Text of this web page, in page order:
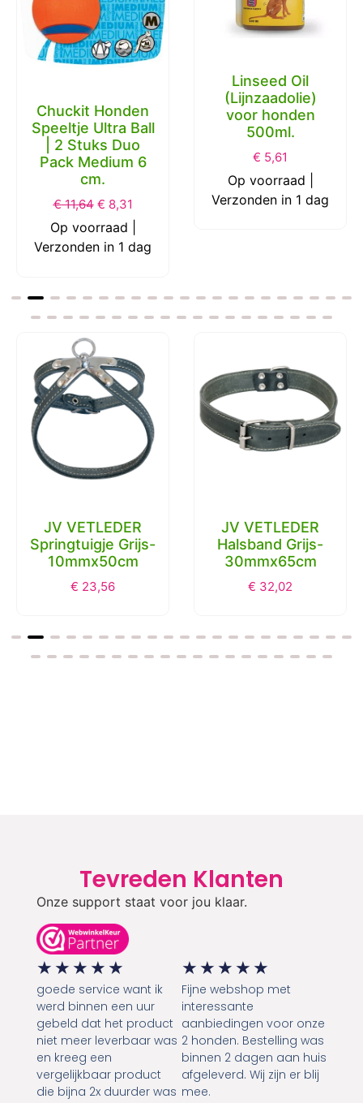
Chuckit Honden
Speeltje Ultra Ball
| 2 Stuks Duo
Pack Medium 6
cm.
€11,64 € 8,31
Op voorraad |
Verzonden in 1 dag
Linseed Oil
(Lijnzaadolie)
voor honden
500ml.
€ 5,61
Op voorraad |
Verzonden in 1 dag
JV VETLEDER
Springtuigje Grijs-
10mmx50cm
€ 23,56
JV VETLEDER
Halsband Grijs-
30mmx65cm
€ 32,02
Tevreden Klanten
Onze support staat voor jou klaar.
★ ★ ★ ★ ★
goede service want ik
werd binnen een uur
gebeld dat het product
niet meer leverbaar was
en kreeg een
vergelijkbaar product
die bijna 2x duurder was
★ ★ ★ ★ ★
Fijne webshop met
interessante
aanbiedingen voor onze
2 honden. Bestelling was
binnen 2 dagen aan huis
afgeleverd. Wij zijn er blij
mee.